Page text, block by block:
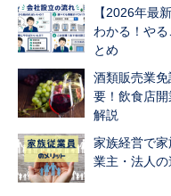
【2026年最
わかる！や
とめ
酒類販売業
要！飲食店
解説
家族経営で
業主・法人